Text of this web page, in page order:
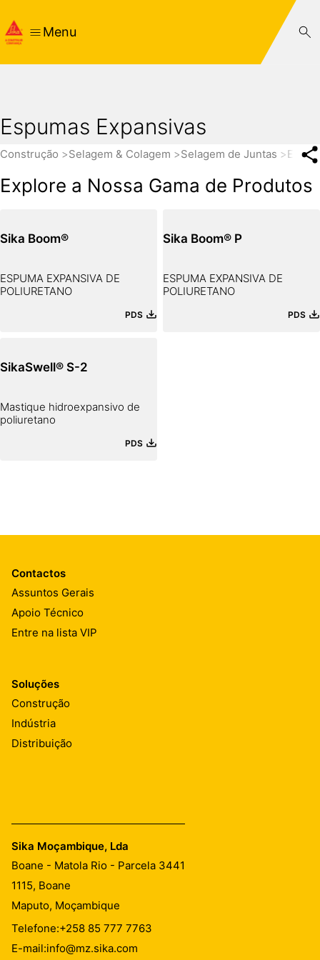
Menu
Espumas Expansivas
Construção Selagem & Colagem Selagem de Juntas
Explore a Nossa Gama de Produtos
Sika Boom®
ESPUMA EXPANSIVA DE
POLIURETANO
PDS
Sika Boom® P
ESPUMA EXPANSIVA DE
POLIURETANO
PDS
SikaSwell® S-2
Mastique hidroexpansivo de
poliuretano
PDS
Contactos
Assuntos Gerais
Apoio Técnico
Entre na lista VIP
Soluções
Construção
Indústria
Distribuição
Sika Moçambique, Lda
Boane - Matola Rio - Parcela 3441
1115, Boane
Maputo, Moçambique
Telefone:+258 85 777 7763
E-mail:info@mz.sika.com